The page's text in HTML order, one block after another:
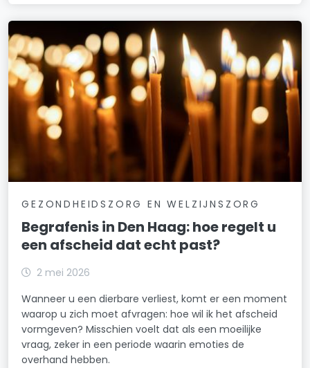
GEZONDHEIDSZORG EN WELZIJNSZORG
Begrafenis in Den Haag: hoe regelt u
een afscheid dat echt past?
2 mei 2026
Wanneer u een dierbare verliest, komt er een moment
waarop u zich moet afvragen: hoe wil ik het afscheid
vormgeven? Misschien voelt dat als een moeilijke
vraag, zeker in een periode waarin emoties de
overhand hebben.